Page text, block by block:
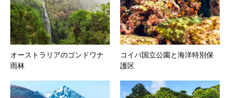
オーストラリアのゴンドワナ
雨林
コイバ国立公園と海洋特別保
護区